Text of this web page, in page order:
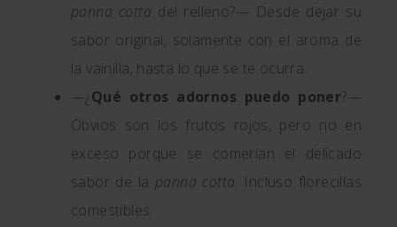
panna cotta del relleno?— Desde dejar su
sabor original, solamente con el aroma de
la vainilla, hasta lo que se te ocurra.
—¿Qué otros adornos puedo poner?—
Obvios son los frutos rojos, pero no en
exceso porque se comerían el delicado
sabor de la panna cotta. Incluso florecillas
comestibles.